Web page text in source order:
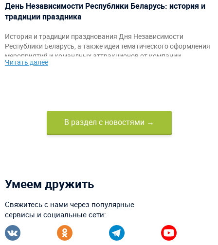
День Независимости Республики Беларусь: история и
традиции праздника
История и традиции празднования Дня Независимости
Республики Беларусь, а также идеи тематического оформления
мероприятий и командных аттракционов от компании
«АэроМир».
Читать далее
В раздел с новостями →
Умеем дружить
Свяжитесь с нами через популярные
сервисы и социальные сети: